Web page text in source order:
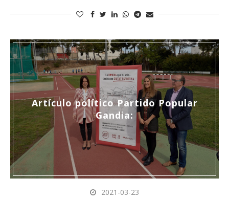
Artículo político Partido Popular
Gandia:
2021-03-23